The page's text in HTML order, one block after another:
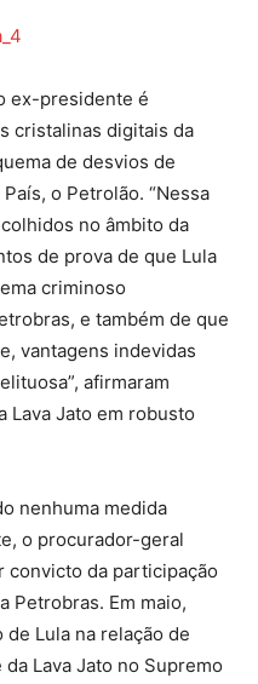
ex-presidente é
cristalinas digitais da
de desvios de
o Petrolão. “Nessa
no âmbito da
de prova de que Lula
criminoso
e também de que
vantagens indevidas
afirmaram
Lava Jato em robusto
nenhuma medida
o procurador-geral
convicto da participação
Petrobras. Em maio,
Lula na relação de
Lava Jato no Supremo